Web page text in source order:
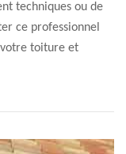
techniques ou de
ce professionnel
toiture et